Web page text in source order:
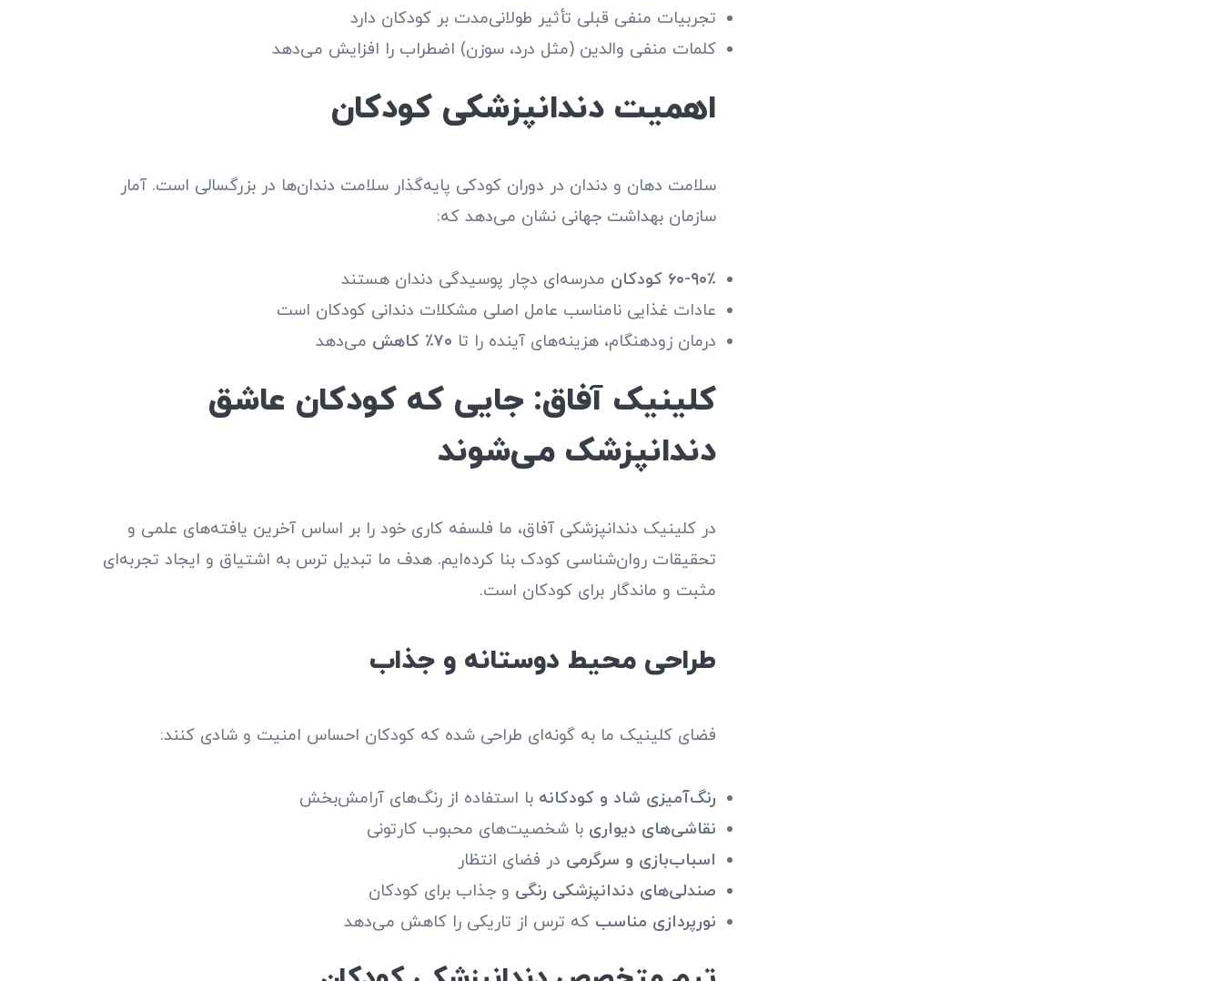
تجربیات منفی قبلی تأثیر طولانی‌مدت بر کودکان دارد
کلمات منفی والدین (مثل درد، سوزن) اضطراب را افزایش می‌دهد
اهمیت دندانپزشکی کودکان
سلامت دهان و دندان در دوران کودکی پایه‌گذار سلامت دندان‌ها در بزرگسالی است. آمار
سازمان بهداشت جهانی نشان می‌دهد که:
۶۰-۹۰٪ کودکان
مدرسه‌ای دچار پوسیدگی دندان هستند
عادات غذایی نامناسب عامل اصلی مشکلات دندانی کودکان است
درمان زودهنگام، هزینه‌های آینده را تا ۷۰٪ کاهش می‌دهد
کلینیک آفاق: جایی که کودکان عاشق
دندانپزشک می‌شوند
در کلینیک دندانپزشکی آفاق، ما فلسفه کاری خود را بر اساس آخرین یافته‌های علمی و
تحقیقات روان‌شناسی کودک بنا کرده‌ایم. هدف ما تبدیل ترس به اشتیاق و ایجاد تجربه‌ای
مثبت و ماندگار برای کودکان است.
طراحی محیط دوستانه و جذاب
فضای کلینیک ما به گونه‌ای طراحی شده که کودکان احساس امنیت و شادی کنند:
رنگ‌آمیزی شاد و کودکانه با استفاده از رنگ‌های آرامش‌بخش
نقاشی‌های دیواری با شخصیت‌های محبوب کارتونی
اسباب‌بازی و سرگرمی در فضای انتظار
صندلی‌های دندانپزشکی رنگی و جذاب برای کودکان
نورپردازی مناسب که ترس از تاریکی را کاهش می‌دهد